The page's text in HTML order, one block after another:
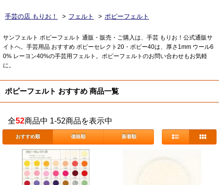
手芸の店 もりお！ > フェルト > ポピーフェルト
サンフェルト ポピーフェルト 通販・販売・ご購入は、手芸 もりお！公式通販サ
イトへ。手芸用品 おすすめ ポピーセレクト20・ポピー40は、厚さ1mm ウール6
0% レーヨン40%の手芸用フェルト。ポピーフェルトのお問い合わせもお気軽
に。
ポピーフェルト おすすめ 商品一覧
全52商品中 1-52商品を表示中
おすすめ順 価格順 新着順